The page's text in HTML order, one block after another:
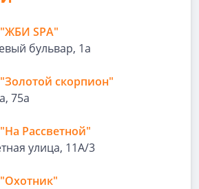
SPA"
бульвар, 1а
скорпион"
75а
Рассветной"
улица, 11А/3